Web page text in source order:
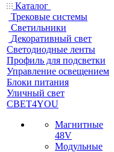
Каталог
Трековые системы
Светильники
Декоративный свет
Светодиодные ленты
Профиль для подсветки
Управление освещением
Блоки питания
Уличный свет
СВЕТ4YOU
Магнитные
48V
Модульные